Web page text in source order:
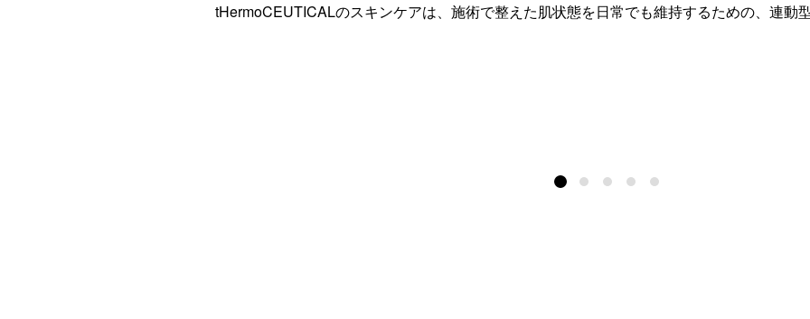
tHermoCEUTICALのスキンケアは、施術で整えた肌状態を日常でも維持するための、連動